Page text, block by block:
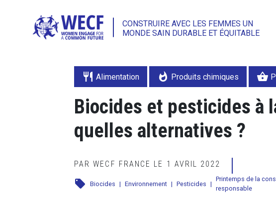
CONSTRUIRE AVEC LES FEMMES UN
MONDE SAIN DURABLE ET ÉQUITABLE
restaurant Alimentation whatshot Produits chimiques shopping_basket
Biocides et pesticides à
quelles alternatives ?
PAR WECF FRANCE LE 1 AVRIL 2022
local_offer Biocides | Environnement | Pesticides |
Printemps de la
responsable